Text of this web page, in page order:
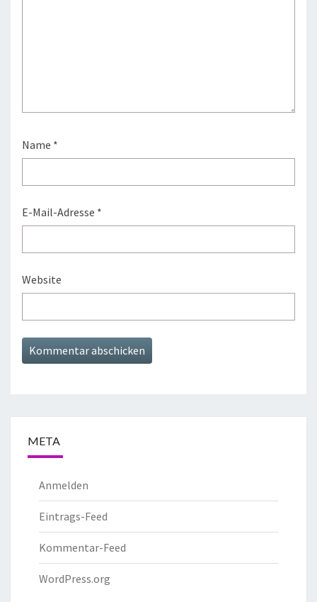
Name *
E-Mail-Adresse *
Website
META
Anmelden
Eintrags-Feed
Kommentar-Feed
WordPress.org